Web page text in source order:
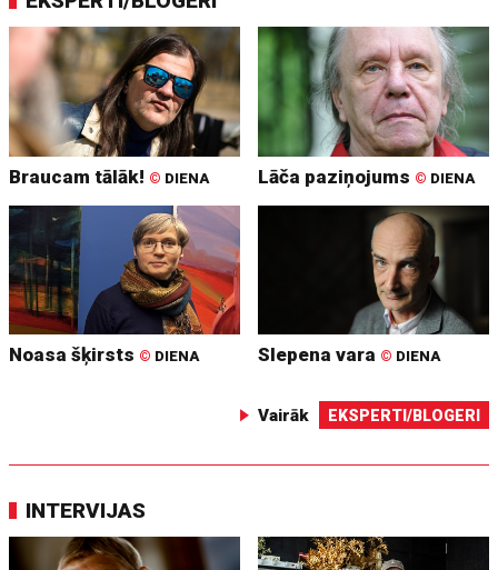
Braucam tālāk! © DIENA Lāča paziņojums © DIENA
Noasa šķirsts © DIENA Slepena vara © DIENA
Vairāk EKSPERTI/BLOGERI
INTERVIJAS